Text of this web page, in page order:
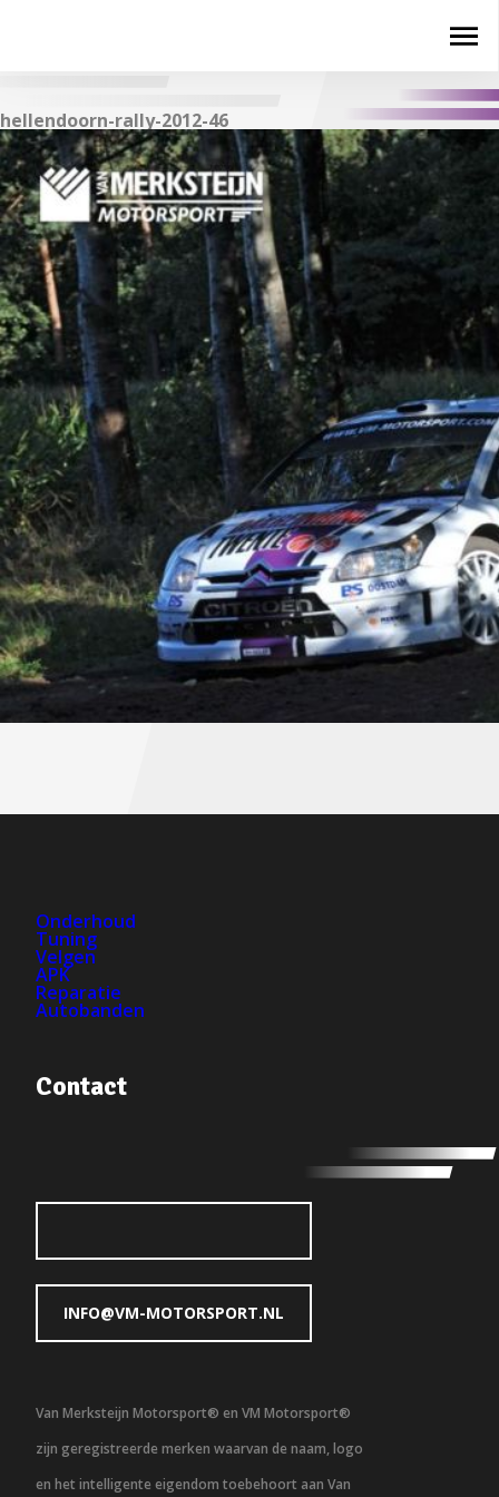
hellendoorn-rally-2012-46
Onderhoud
Tuning
Velgen
APK
Reparatie
Autobanden
Contact
INFO@VM-MOTORSPORT.NL
Van Merksteijn Motorsport® en VM Motorsport®
zijn geregistreerde merken waarvan de naam, logo
en het intelligente eigendom toebehoort aan Van